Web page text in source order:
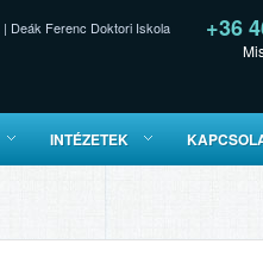
+36
| Deák Ferenc Doktori Iskola
INTÉZETEK